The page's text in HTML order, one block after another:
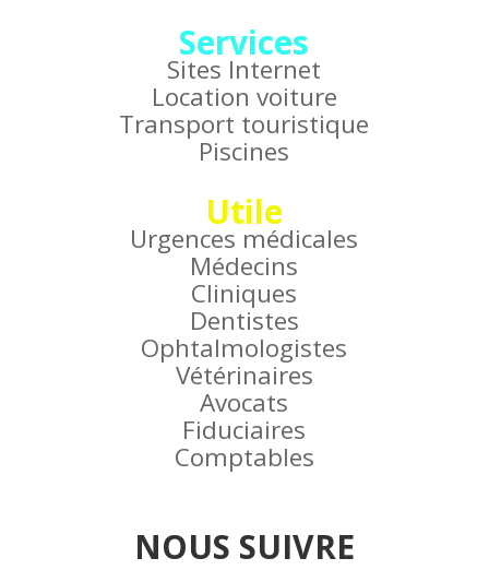
Services
Sites Internet
Location voiture
Transport touristique
Piscines
Utile
Urgences médicales
Médecins
Cliniques
Dentistes
Ophtalmologistes
Vétérinaires
Avocats
Fiduciaires
Comptables
NOUS SUIVRE